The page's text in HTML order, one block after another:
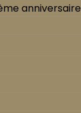
anniversaire